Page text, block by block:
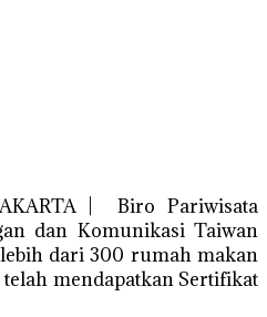
| Biro Pariwisata
dan Komunikasi Taiwan
dari 300 rumah makan
mendapatkan Sertifikat